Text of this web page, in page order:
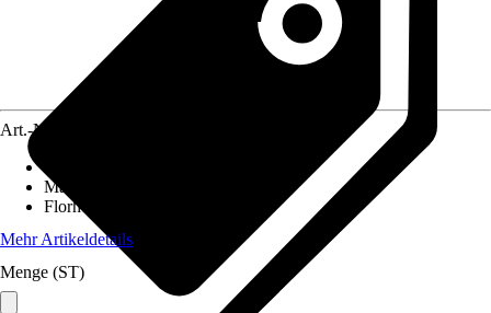
Art.-Nr.
Material
Florhöhe (ca.)
Mehr Artikeldetails
Menge (ST)